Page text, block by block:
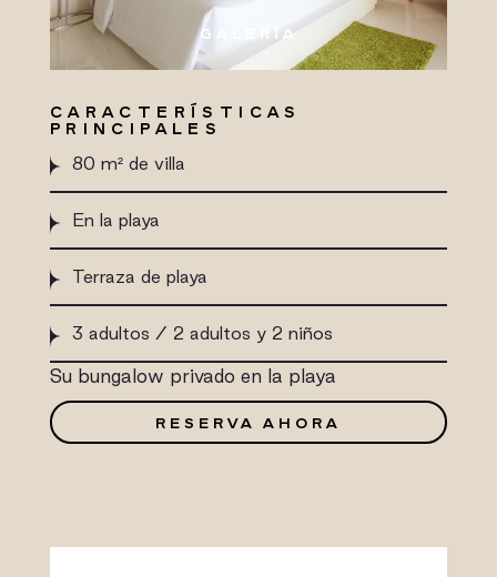
GALERÍA
CARACTERÍSTICAS
PRINCIPALES
80 m² de villa
En la playa
Terraza de playa
3 adultos / 2 adultos y 2 niños
Su bungalow privado en la playa
RESERVA AHORA